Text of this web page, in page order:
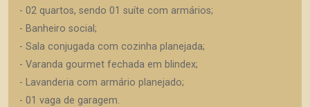
- 02 quartos, sendo 01 suíte com armários;
- Banheiro social;
- Sala conjugada com cozinha planejada;
- Varanda gourmet fechada em blindex;
- Lavanderia com armário planejado;
- 01 vaga de garagem.